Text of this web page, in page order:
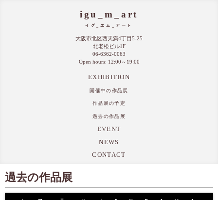
igu_m_art
イグ_エム_アート
大阪市北区西天満4丁目5-25
北老松ビル1F
06-6362-0063
Open hours: 12:00～19:00
EXHIBITION
開催中の作品展
作品展の予定
過去の作品展
EVENT
NEWS
CONTACT
過去の作品展